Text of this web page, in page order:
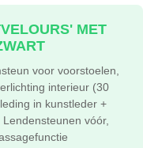
MET
voor voorstoelen,
interieur (30
in kunstleder +
vóór,